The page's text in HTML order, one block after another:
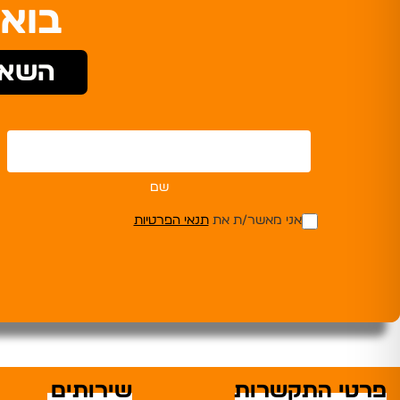
שם
אני מאשר/ת אתתנאי הפרטיות
פרטי התקשרות שירותים